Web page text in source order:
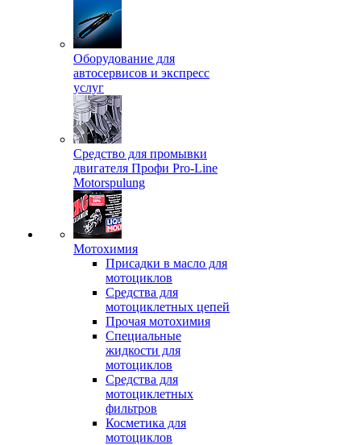
Оборудование для
автосервисов и экспресс
услуг
Средство для промывки
двигателя Профи Pro-Line
Motorspulung
Мотохимия
Присадки в масло для
мотоциклов
Средства для
мотоциклетных цепей
Прочая мотохимия
Специальные
жидкости для
мотоциклов
Средства для
мотоциклетных
фильтров
Косметика для
мотоциклов